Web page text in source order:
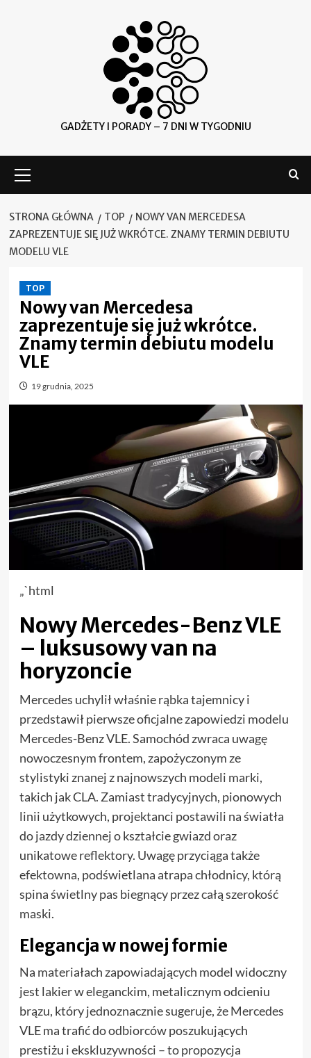
GADŻETY I PORADY – 7 DNI W TYGODNIU
główne
STRONA GŁÓWNA TOP
NOWY VAN MERCEDESA
ZAPREZENTUJE SIĘ JUŻ WKRÓTCE. ZNAMY TERMIN DEBIUTU
MODELU VLE
TOP
Nowy van Mercedesa
zaprezentuje się już wkrótce.
Znamy termin debiutu modelu
VLE
19 grudnia, 2025
„`html
Nowy Mercedes-Benz VLE
– luksusowy van na
horyzoncie
Mercedes uchylił właśnie rąbka tajemnicy i
przedstawił pierwsze oficjalne zapowiedzi modelu
Mercedes-Benz VLE. Samochód zwraca uwagę
nowoczesnym frontem, zapożyczonym ze
stylistyki znanej z najnowszych modeli marki,
takich jak CLA. Zamiast tradycyjnych, pionowych
linii użytkowych, projektanci postawili na światła
do jazdy dziennej o kształcie gwiazd oraz
unikatowe reflektory. Uwagę przyciąga także
efektowna, podświetlana atrapa chłodnicy, którą
spina świetlny pas biegnący przez całą szerokość
maski.
Elegancja w nowej formie
Na materiałach zapowiadających model widoczny
jest lakier w eleganckim, metalicznym odcieniu
brązu, który jednoznacznie sugeruje, że Mercedes
VLE ma trafić do odbiorców poszukujących
prestiżu i ekskluzywności – to propozycja